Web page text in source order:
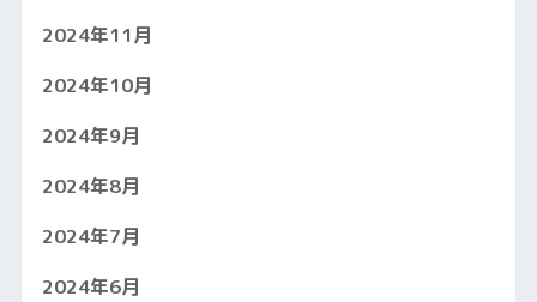
2024年11月
2024年10月
2024年9月
2024年8月
2024年7月
2024年6月